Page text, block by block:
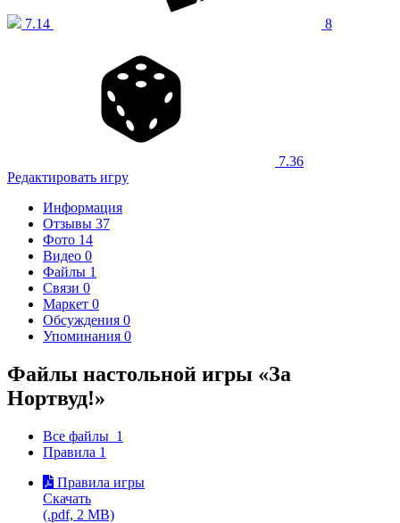
7.14 8
7.36
Редактировать игру
Информация
Отзывы 37
Фото 14
Видео 0
Файлы 1
Связи 0
Маркет 0
Обсуждения 0
Упоминания 0
Файлы настольной игры «За
Нортвуд!»
Все файлы 1
Правила 1
Правила игры
Скачать
(.pdf, 2 MB)